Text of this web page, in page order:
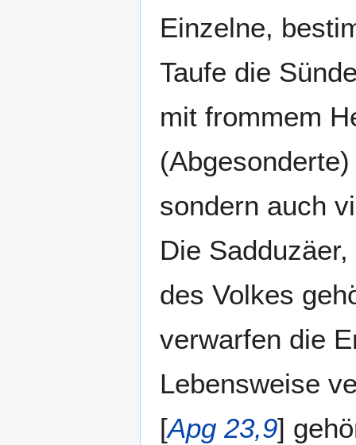
Einzelne,
Taufe die
mit frommem
sondern auch
Die
des Volkes
verwarfen die
Lebensweise
[Apg 23,9]